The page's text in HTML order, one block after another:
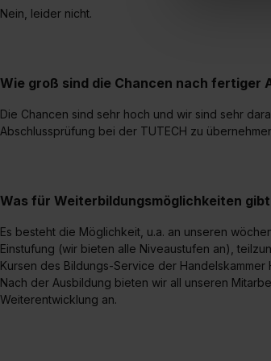
jederzeit mit
„Details
Nein, leider nicht.
Wie groß sind die Chancen nach fertiger
Die Chancen sind sehr hoch und wir sind sehr
Abschlussprüfung bei der TUTECH zu
Was für Weiterbildungsmöglichkeiten
Es besteht die Möglichkeit, u.a. an unseren
Einstufung (wir bieten alle Niveaustufen an),
Kursen des Bildungs-Service der Handelskammer
Nach der Ausbildung bieten wir all unseren
Weiterentwicklung an.